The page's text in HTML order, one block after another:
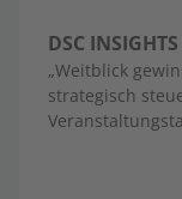
DSC
„Weitblick
strategisch